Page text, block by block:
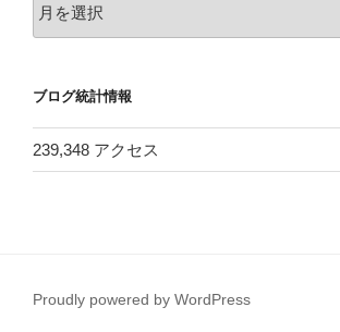
ー
ブ
ブログ統計情報
239,348 アクセス
Proudly powered by WordPress